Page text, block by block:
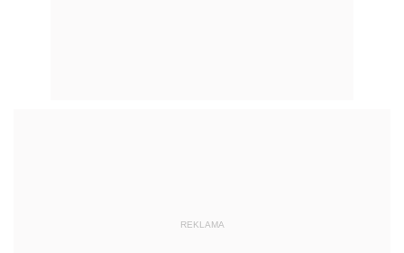
REKLAMA